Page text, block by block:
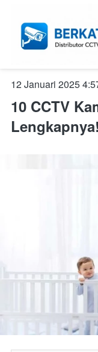
12 Januari 2025
10 CCTV
Lengkapnya!